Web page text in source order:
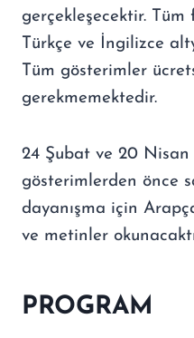
gerçekleşecektir.
Türkçe ve İngilizce
Tüm gösterimler
gerekmemektedir.
24 Şubat ve 20
gösterimlerden önce
dayanışma için
ve metinler
PROGRAM